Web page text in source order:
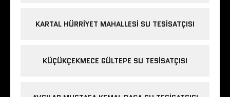
KARTAL HÜRRIYET MAHALLESI SU TESISATÇISI
KÜÇÜKÇEKMECE GÜLTEPE SU TESISATÇISI